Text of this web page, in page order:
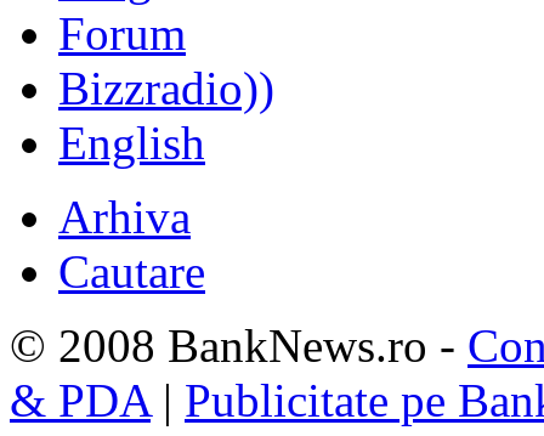
Forum
Bizzradio))
English
Arhiva
Cautare
© 2008 BankNews.ro -
& PDA| Publicitate pe